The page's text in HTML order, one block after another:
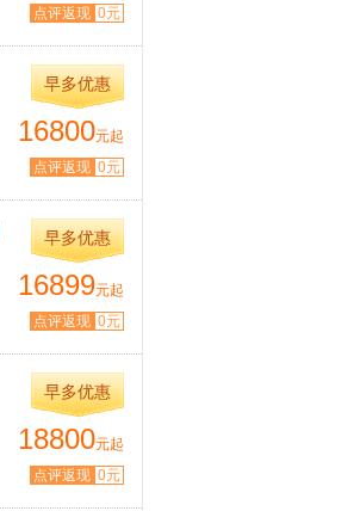
点评返现 0元
早多优惠
16800元起
点评返现 0元
早多优惠
16899元起
点评返现 0元
早多优惠
18800元起
点评返现 0元